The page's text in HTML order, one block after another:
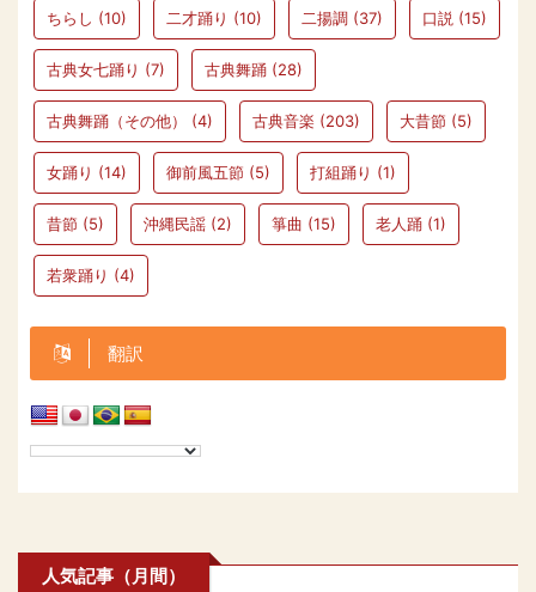
ちらし (10) 二才踊り (10) 二揚調 (37) 口説 (15)
古典女七踊り (7) 古典舞踊 (28)
古典舞踊（その他） (4) 古典音楽 (203) 大昔節 (5)
女踊り (14) 御前風五節 (5) 打組踊り (1)
昔節 (5) 沖縄民謡 (2) 箏曲 (15) 老人踊 (1)
若衆踊り (4)
翻訳
人気記事（月間）